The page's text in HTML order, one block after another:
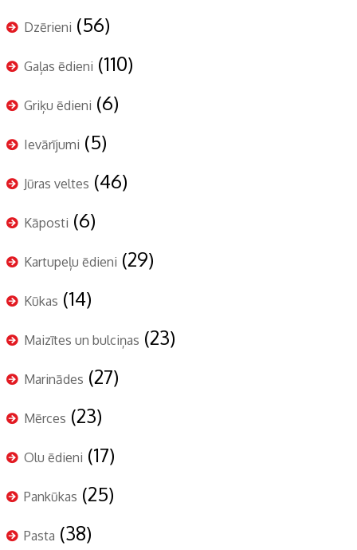
Dzērieni (56)
Gaļas ēdieni (110)
Griķu ēdieni (6)
Ievārījumi (5)
Jūras veltes (46)
Kāposti (6)
Kartupeļu ēdieni (29)
Kūkas (14)
Maizītes un bulciņas (23)
Marinādes (27)
Mērces (23)
Olu ēdieni (17)
Pankūkas (25)
Pasta (38)